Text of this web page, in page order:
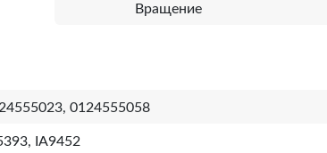
Вращение
0124555058
IA9452